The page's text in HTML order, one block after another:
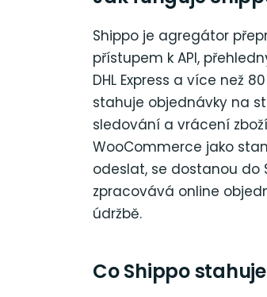
Shippo je agregátor
přístupem k API,
DHL Express a více než
stahuje objednávky na
sledování a vrácení
WooCommerce jako
odeslat, se dostanou do
zpracovává online
údržbě.
Co Shippo